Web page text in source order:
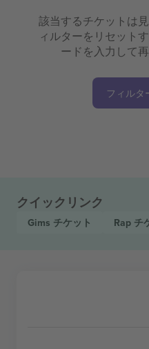
該当するチケットは
ィルターをリセット
ードを入力して
フィルタ
クイックリンク
Gims チケット Rap チ